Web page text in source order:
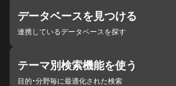
データベースを見つける
連携しているデータベースを探す
テーマ別検索機能を使う
目的・分野毎に最適化された検索